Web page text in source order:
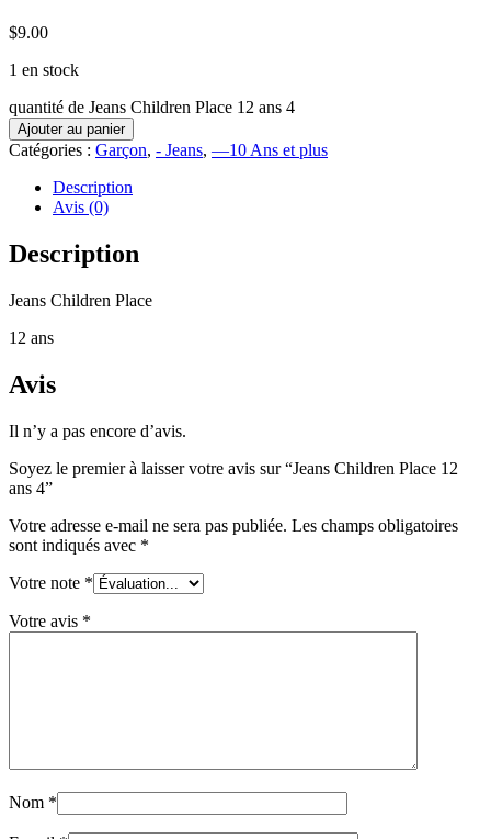
$9.00
1 en stock
quantité de Jeans Children Place 12 ans 4
Ajouter au panier
Catégories : Garçon, - Jeans, —10 Ans et plus
Description
Avis (0)
Description
Jeans Children Place
12 ans
Avis
Il n’y a pas encore d’avis.
Soyez le premier à laisser votre avis sur “Jeans Children Place 12
ans 4”
Votre adresse e-mail ne sera pas publiée. Les champs obligatoires
sont indiqués avec *
Votre note *
Votre avis *
Nom *